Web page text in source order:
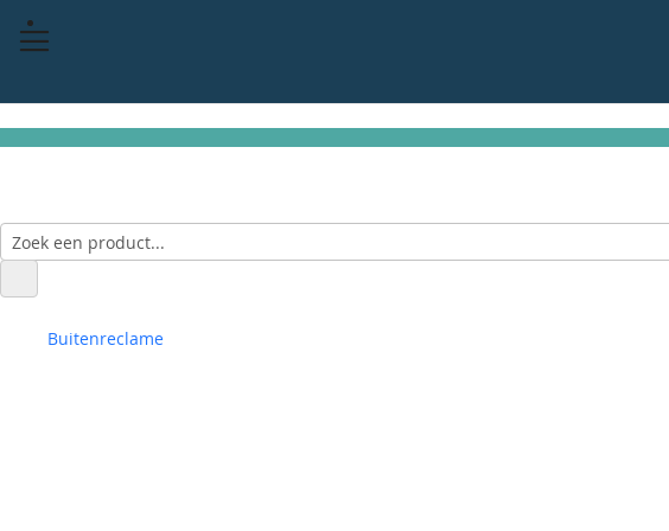
Buitenreclame